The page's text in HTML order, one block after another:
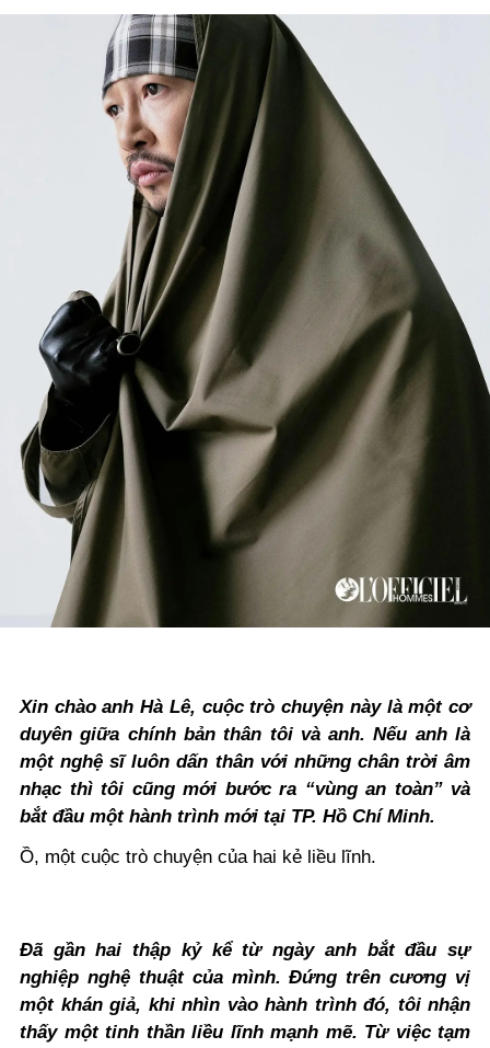
Xin chào anh Hà Lê, cuộc trò chuyện này là một cơ
duyên giữa chính bản thân tôi và anh. Nếu anh là
một nghệ sĩ luôn dấn thân với những chân trời âm
nhạc thì tôi cũng mới bước ra “vùng an toàn” và
bắt đầu một hành trình mới tại TP. Hồ Chí Minh.
Ồ, một cuộc trò chuyện của hai kẻ liều lĩnh.
Đã gần hai thập kỷ kể từ ngày anh bắt đầu sự
nghiệp nghệ thuật của mình. Đứng trên cương vị
một khán giả, khi nhìn vào hành trình đó, tôi nhận
thấy một tinh thần liều lĩnh mạnh mẽ. Từ việc tạm